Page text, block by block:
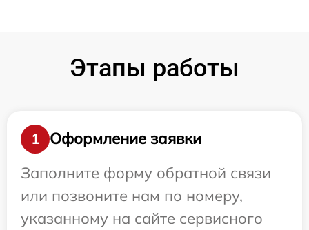
Этапы работы
1
Оформление заявки
Заполните форму обратной связи
или позвоните нам по номеру,
указанному на сайте сервисного